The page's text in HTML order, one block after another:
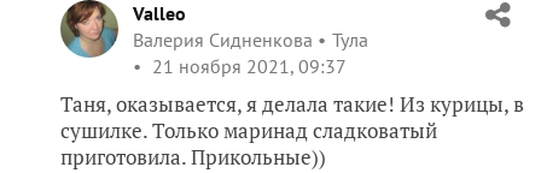
Valleo
Валерия Сидненкова
Тула
21 ноября 2021, 09:37
Таня, оказывается, я делала такие! Из курицы, в
сушилке. Только маринад сладковатый
приготовила. Прикольные))